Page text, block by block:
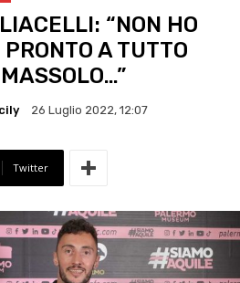
“NON HO
A TUTTO
26 Luglio 2022, 12:07
Twitter